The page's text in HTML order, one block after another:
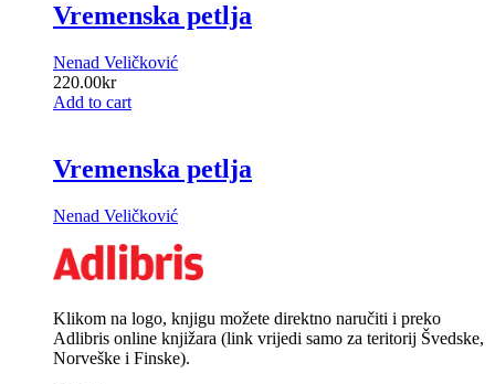
Vremenska petlja
Nenad Veličković
220.00kr
Add to cart
Vremenska petlja
Nenad Veličković
Klikom na logo, knjigu možete direktno naručiti i preko
Adlibris online knjižara (link vrijedi samo za teritorij Švedske,
Norveške i Finske).